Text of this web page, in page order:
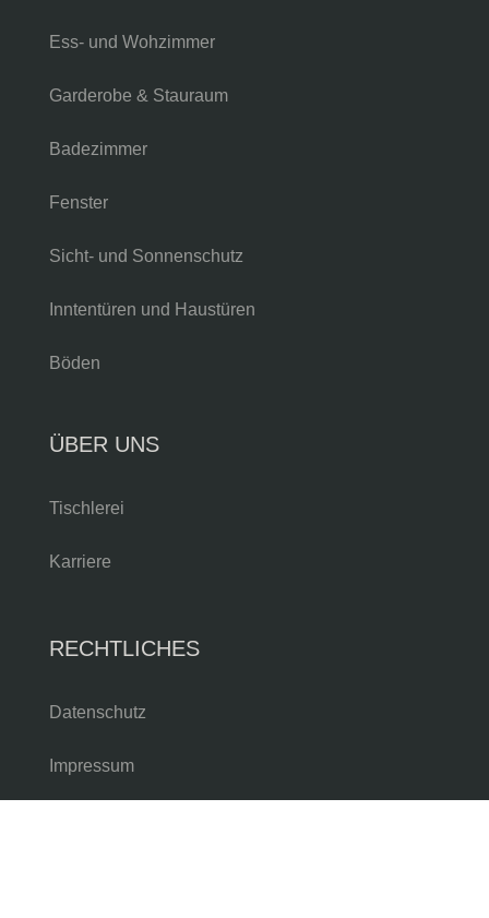
Ess- und Wohzimmer
Garderobe & Stauraum
Badezimmer
Fenster
Sicht- und Sonnenschutz
Inntentüren und Haustüren
Böden
ÜBER UNS
Tischlerei
Karriere
RECHTLICHES
Datenschutz
Impressum